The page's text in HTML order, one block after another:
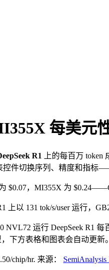
每美元
R1
上的每百万
控件切换序列、精度和指标
$0.07，MI355X 为
以 131 tok/s/user 运行，
运行 DeepSeek R1 每
下方表格和图表会自动更新
chip/hr. 来源：